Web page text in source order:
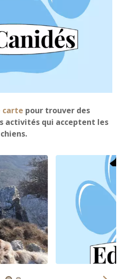
carte pour trouver des
activités qui acceptent les
chiens.